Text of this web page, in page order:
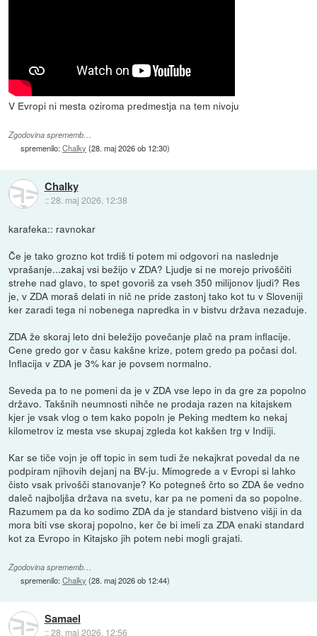
V Evropi ni mesta oziroma predmestja na tem nivoju
Zgodovina sprememb…
spremenilo:Chalky (28. maj 2026 ob 12:30)
Chalky
::28. maj 2026, 12:38
karafeka:: ravnokar
Če je tako grozno kot trdiš ti potem mi odgovori na naslednje
vprašanje...zakaj vsi bežijo v ZDA? Ljudje si ne morejo privoščiti
strehe nad glavo, to spet govoriš za vseh 350 milijonov ljudi? Res
je, v ZDA moraš delati in nič ne pride zastonj tako kot tu v Sloveniji
ker zaradi tega ni nobenega napredka in v bistvu država nezaduje.
ZDA že skoraj leto dni beležijo povečanje plač na pram inflacije.
Cene gredo gor v času kakšne krize, potem gredo pa počasi dol.
Inflacija v ZDA je 3% kar je povsem normalno.
Seveda pa to ne pomeni da je v ZDA vse lepo in da gre za popolno
državo. Takšnih neumnosti nihče ne prodaja razen na kitajskem
kjer je vsak vlog o tem kako popoln je Peking medtem ko nekaj
kilometrov iz mesta vse skupaj zgleda kot kakšen trg v Indiji.
Kar se tiče vojn je off topic in sem tudi že nekajkrat povedal da ne
podpiram njihovih dejanj na BV-ju. Mimogrede a v Evropi si lahko
čisto vsak privošči stanovanje? Ko potegneš črto so ZDA še vedno
daleč najboljša država na svetu, kar pa ne pomeni da so popolne.
Razumem pa da ko sodimo ZDA da je standard bistveno višji in da
mora biti vse skoraj popolno, ker če bi imeli za ZDA enaki standard
kot za Evropo in Kitajsko jih potem nebi mogli grajati.
Zgodovina sprememb…
spremenilo:Chalky (28. maj 2026 ob 12:44)
Samael
::28. maj 2026, 12:56